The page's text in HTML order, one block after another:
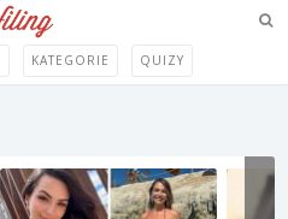
KATEGORIE QUIZY